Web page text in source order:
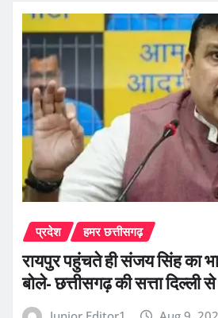
प्रदेश हमर छत्तीसगढ़
रायपुर पहुंचते ही संजय सिंह का
बोले- छत्तीसगढ़ की सत्ता दिल्ली